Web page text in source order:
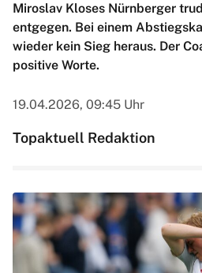
Miroslav Kloses Nürnberger
entgegen. Bei einem
wieder kein Sieg heraus. Der
positive Worte.
19.04.2026, 09:45 Uhr
Topaktuell Redaktion